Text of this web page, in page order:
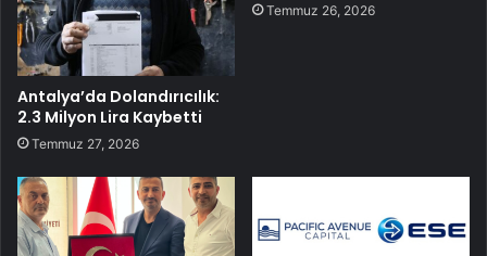
Antalya’da Dolandırıcılık:
2.3 Milyon Lira Kaybetti
Temmuz 27, 2026
Temmuz 26, 2026